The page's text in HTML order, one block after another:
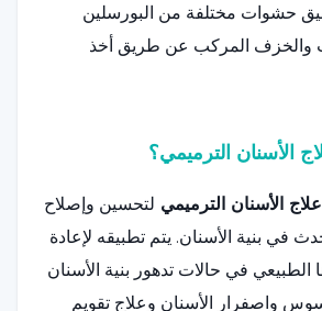
حشوات مختلفة من البورسلين
والخزف المركب عن طريق أخذ
الأسنان الترميمي؟
الأسنان الترميمي لتحسين وإصلاح
في بنية الأسنان. يتم تطبيقه لإعادة
الطبيعي في حالات تدهور بنية الأسنان
واصفرار الأسنان وعلاج تقويم